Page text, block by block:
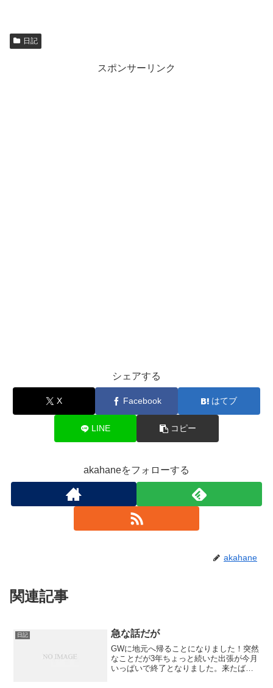
日記
スポンサーリンク
シェアする
X Facebook はてブ
LINE コピー
akahaneをフォローする
akahane
関連記事
日記 急な話だが
GWに地元へ帰ることになりました！突然
なことだが3年ちょっと続いた出張が今月
いっぱいで終了となりました。来たばか